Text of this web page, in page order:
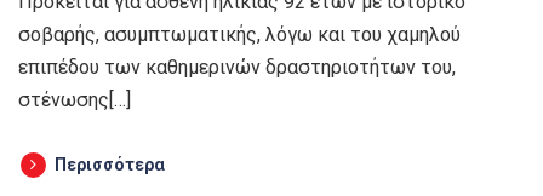
σοβαρής, ασυμπτωματικής, λόγω και του χαμηλού
επιπέδου των καθημερινών δραστηριοτήτων του,
στένωσης[…]
Περισσότερα